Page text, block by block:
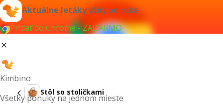
Aktuálne letáky vždy po ruke
Pridať do Chrome - ZADARMO
Kimbino
Všetky ponuky na jednom mieste
Stôl so stoličkami